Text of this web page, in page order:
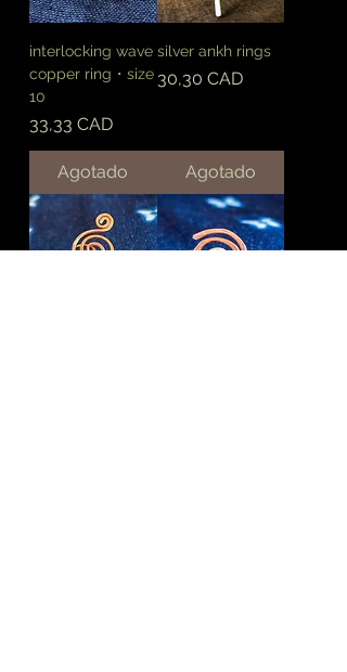
interlocking wave
copper ring・size
10
Precio
33,33 CAD
Agotado
silver ankh rings
Precio
30,30 CAD
Agotado